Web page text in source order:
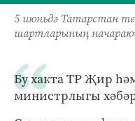
5 июньдә Татарстан
шартларының
Бу хакта ТР Җир
министрлыгы